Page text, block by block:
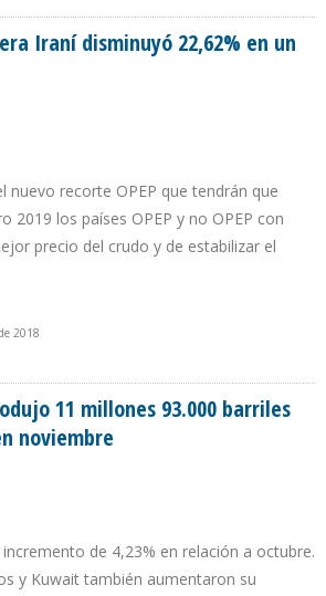
Iraní disminuyó 22,62% en un
nuevo recorte OPEP que tendrán que
2019 los países OPEP y no OPEP con
precio del crudo y de estabilizar el
2018
11 millones 93.000 barriles
noviembre
de 4,23% en relación a octubre.
y Kuwait también aumentaron su